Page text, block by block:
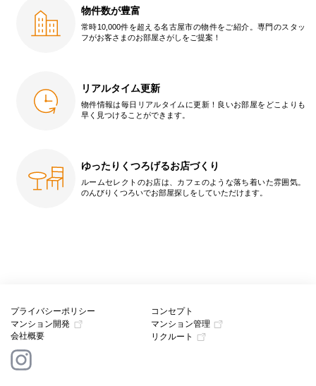
物件数が豊富
常時10,000件を超える名古屋市の物件をご紹介。専門のスタッ
フがお客さまのお部屋さがしをご提案！
リアルタイム更新
物件情報は毎日リアルタイムに更新！良いお部屋をどこよりも
早く見つけることができます。
ゆったりくつろげるお店づくり
ルームセレクトのお店は、カフェのような落ち着いた雰囲気。
のんびりくつろいでお部屋探しをしていただけます。
プライバシーポリシー
コンセプト
マンション開発
マンション管理
会社概要
リクルート